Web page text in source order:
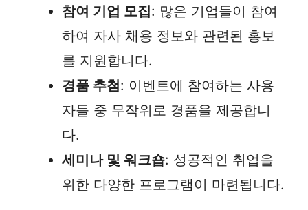
참여 기업 모집: 많은 기업들이 참여
하여 자사 채용 정보와 관련된 홍보
를 지원합니다.
경품 추첨: 이벤트에 참여하는 사용
자들 중 무작위로 경품을 제공합니
다.
세미나 및 워크숍: 성공적인 취업을
위한 다양한 프로그램이 마련됩니다.